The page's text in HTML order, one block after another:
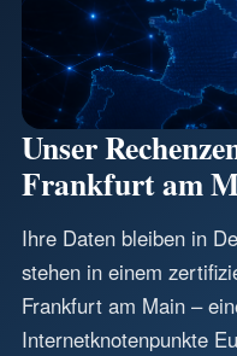
Unser
Frankfurt am
Ihre Daten bleiben in
stehen in einem
Frankfurt am Main –
Internetknotenpunkte